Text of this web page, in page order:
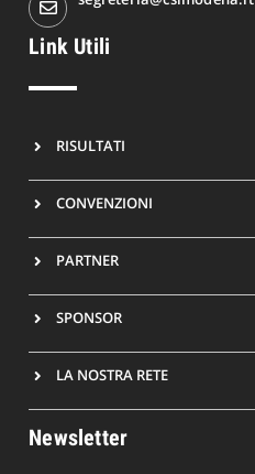
Link Utili
RISULTATI
CONVENZIONI
PARTNER
SPONSOR
LA NOSTRA RETE
Newsletter